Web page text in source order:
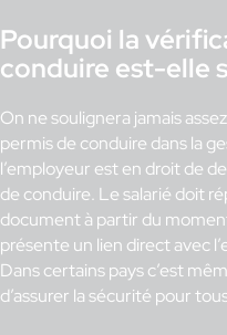
Pourquoi la
conduire est-elle
On ne soulignera jamais
permis de conduire dans la
l’employeur est en droit de
de conduire. Le salarié doit
document à partir du
présente un lien direct avec
Dans certains pays c’est
d’assurer la sécurité pour